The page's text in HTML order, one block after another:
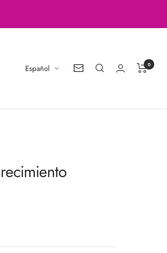
Idioma
Español
Boletín
0